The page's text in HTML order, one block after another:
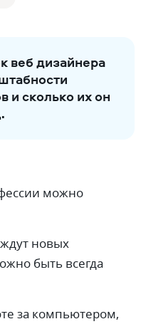
веб дизайнера
и сколько их он
можно
новых
быть всегда
за компьютером,